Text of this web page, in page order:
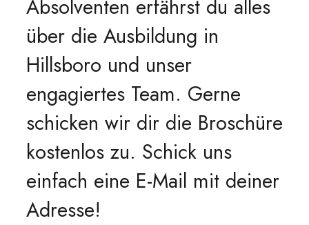
Absolventen erfährst du alles
über die Ausbildung in
Hillsboro und unser
engagiertes Team. Gerne
schicken wir dir die Broschüre
kostenlos zu. Schick uns
einfach eine E-Mail mit deiner
Adresse!